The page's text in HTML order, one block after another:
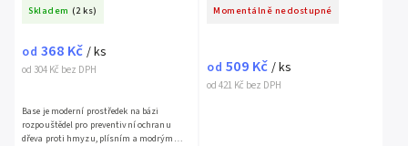
Skladem (2 ks)
od 304 Kč bez DPH
od 368 Kč / ks
Base je moderní prostředek na bázi
rozpouštědel pro preventivní ochranu
dřeva proti hmyzu, plísním a modrým
Momentálně nedostupné
od 421 Kč bez DPH
od 509 Kč / ks